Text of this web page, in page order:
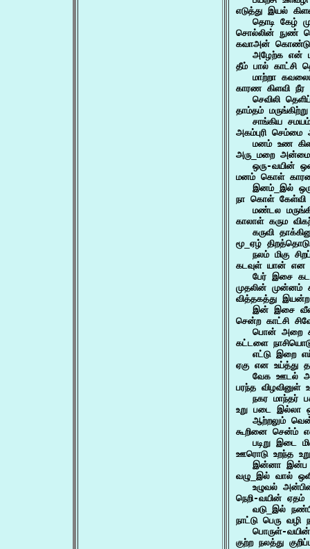
எடுத்து இயல்
தொடி கேழ்
சொல்லின் நுண்
கவாஅன் கொண்டு
அழேற்க என்
தீம் பால் காட்சி
மாற்றா
காரண கிளவி நீர
செவிலி
தாம்தம்
சாங்கிய
அகம்புரி செம்மை
மனம் உண
அரு_மறை
ஒரு-வயின்
மனம் கொள்
இனம்_இல்
நா கொள் கேள்வி
மண்டல
காலாள் கரும
கருவி
மூ_ஏழ் திறத்தொடு
நலம் மிகு
கடவுள் யான் என
பேர் இசை
முதலின் முன்னம்
வித்தகத்து
இன் இசை
சென்ற காட்சி
பொன் அறை
கட்டளை
எட்டு இறை
ஏகு என உய்த்து
வேக ஊடல்
பரந்த விழவினுள்
நகர மாந்தர்
உறு படை இல்லா
ஆற்றலும்
கூறினை சென்ம்
படிறு இடை
ஊரொடு உறந்த
இன்னா இன்ப
வழு_இல் வால்
உழுவல்
நெறி-வயின் ஏதம்
வடு_இல்
நாட்டு பெரு வழி
பொருள்-வயின்
குற்ற நலத்து